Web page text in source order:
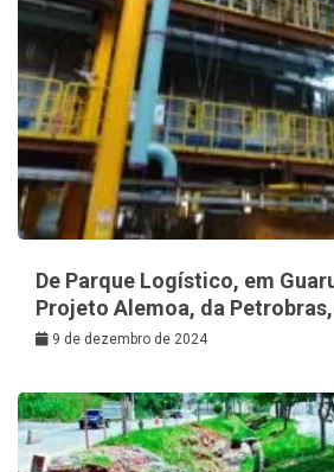
De Parque Logístico, em
Projeto Alemoa, da
9 de dezembro de 2024